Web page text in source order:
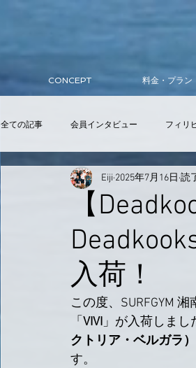
CONCEPT 料金・プラン
全ての記事 会員インタビュー フィリ
サーフィンスクール 入会 アン
Wellness Club
【
入荷！
Eiji 2025年7月16日 読
この度、SURFGYM
「 VIVI 」が入荷しま
クトリア・ベルガラ
す。